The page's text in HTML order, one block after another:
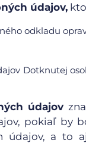
údajov,
odkladu
Dotknutej
údajov
pokiaľ by
údajov, a to